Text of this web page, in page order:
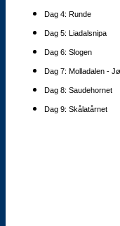
Dag 4: Runde
Dag 5: Liadalsnipa
Dag 6: Slogen
Dag 7: Molladalen -
Dag 8: Saudehornet
Dag 9: Skålatårnet